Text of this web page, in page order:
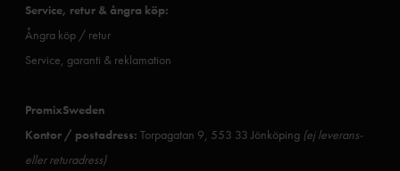
Service, retur & ångra köp:
Ångra köp / retur
Service, garanti & reklamation
PromixSweden
Kontor / postadress: Torpagatan 9, 553 33 Jönköping (ej leverans-
eller returadress)